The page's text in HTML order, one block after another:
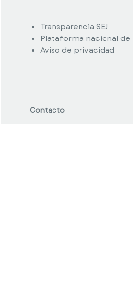
Transparencia SEJ
Plataforma nacional de
Aviso de privacidad
Contacto